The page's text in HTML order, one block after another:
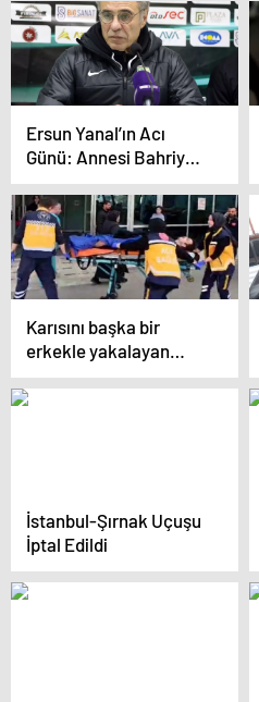
Ersun Yanal’ın Acı
Günü: Annesi Bahriye
Yanal Hayatını Kaybetti
Karısını başka bir
erkekle yakalayan
adam, dehşet saçtı
İstanbul-Şırnak Uçuşu
İptal Edildi